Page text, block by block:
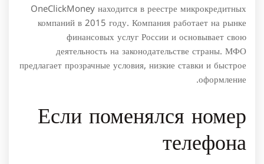
OneClickMoney находится в реестре микрокредитных
компаний в 2015 году. Компания работает на рынке
финансовых услуг России и основывает свою
деятельность на законодательстве страны. МФО
предлагает прозрачные условия, низкие ставки и быстрое
оформление.
Если поменялся номер
телефона